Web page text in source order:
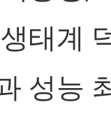
태계
성능